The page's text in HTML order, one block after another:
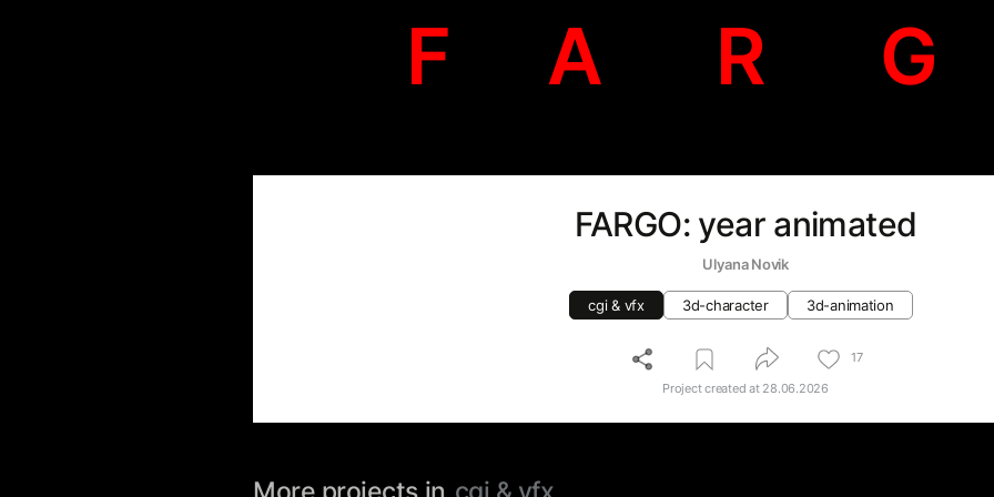
F A R G
FARGO: year animated
Ulyana Novik
cgi & vfx 3d-character 3d-animation
17
Project created at 28.06.2026